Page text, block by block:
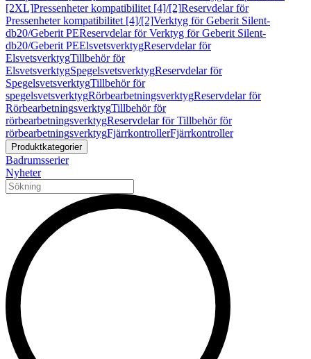
[2XL]Pressenheter kompatibilitet [4]/[2]Reservdelar för
Pressenheter kompatibilitet [4]/[2]Verktyg för Geberit Silent-
db20/Geberit PEReservdelar för Verktyg för Geberit Silent-
db20/Geberit PEElsvetsverktygReservdelar för
ElsvetsverktygTillbehör för
ElsvetsverktygSpegelsvetsverktygReservdelar för
SpegelsvetsverktygTillbehör för
spegelsvetsverktygRörbearbetningsverktygReservdelar för
RörbearbetningsverktygTillbehör för
rörbearbetningsverktygReservdelar för Tillbehör för
rörbearbetningsverktygFjärrkontrollerFjärrkontroller
Produktkategorier
Badrumsserier
Nyheter